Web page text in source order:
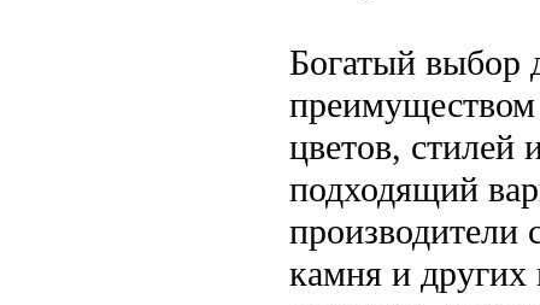
Богатый выбор
цветов, стилей
подходящий
производители
камня и других